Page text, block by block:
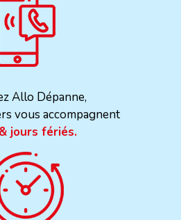
Allo Dépanne,
vous accompagnent
jours fériés.